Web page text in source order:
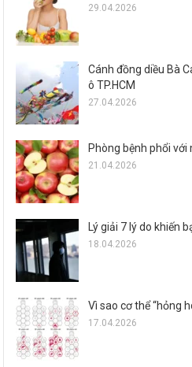
29.04.2026
Cánh đồng diều Bà
ô TP.HCM
27.04.2026
Phòng bệnh phổi
21.04.2026
Lý giải 7 lý do khiến
18.04.2026
Vì sao cơ thể “hỏng
17.04.2026